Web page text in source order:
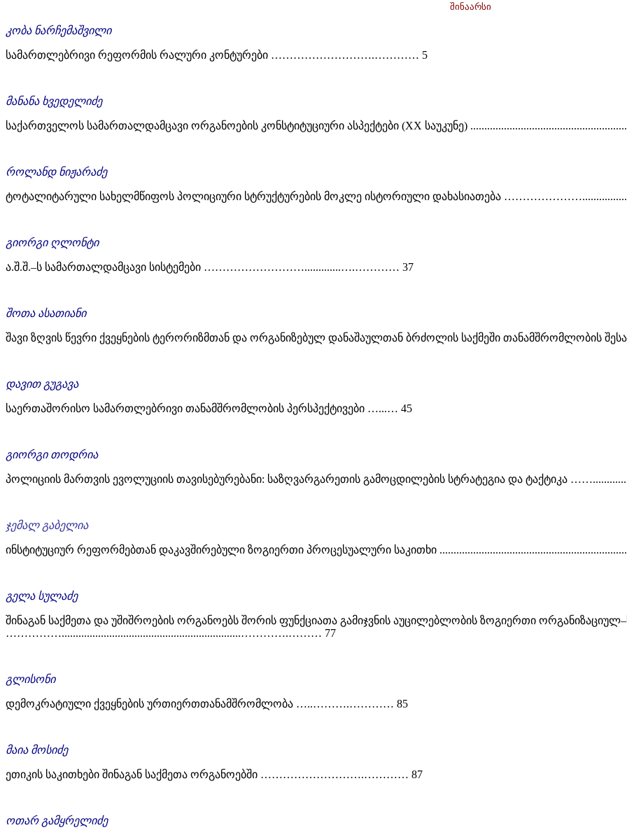
შინაარსი
კობა ნარჩემაშვილი
სამართლებრივი რეფორმის რალური კონტურები ……………………….………… 5
მანანა ხვედელიძე
საქართველოს სამართალდამცავი ორგანოების კონსტიტუციური ასპექტები (XX საუკუნე)
როლანდ ნიჟარაძე
ტოტალიტარული სახელმწიფოს პოლიციური სტრუქტურების მოკლე ისტორიული დახასიათება
გიორგი ღლონტი
ა.შ.შ.–ს სამართალდამცავი სისტემები ……………………….............….………… 37
შოთა ასათიანი
შავი ზღვის წევრი ქვეყნების ტერორიზმთან და ორგანიზებულ დანაშაულთან ბრძოლის საქმეში თანამშრომლობის
დავით გუგავა
საერთაშორისო სამართლებრივი თანამშრომლობის პერსპექტივები …...… 45
გიორგი თოდრია
პოლიციის მართვის ევოლუციის თავისებურებანი: საზღვარგარეთის გამოცდილების სტრატეგია და ტაქტიკა
ჯემალ გაბელია
ინსტიტუციურ რეფორმებთან დაკავშირებული ზოგიერთი პროცესუალური საკითხი
გელა სულაძე
შინაგან საქმეთა და უშიშროების ორგანოებს შორის ფუნქციათა გამიჯვნის აუცილებლობის ზოგიერთი
……………................................................................………….……… 77
გლისონი
დემოკრატიული ქვეყნების ურთიერთთანამშრომლობა …..……….………… 85
მაია მოსიძე
ეთიკის საკითხები შინაგან საქმეთა ორგანოებში ……………………….………… 87
ოთარ გამყრელიძე